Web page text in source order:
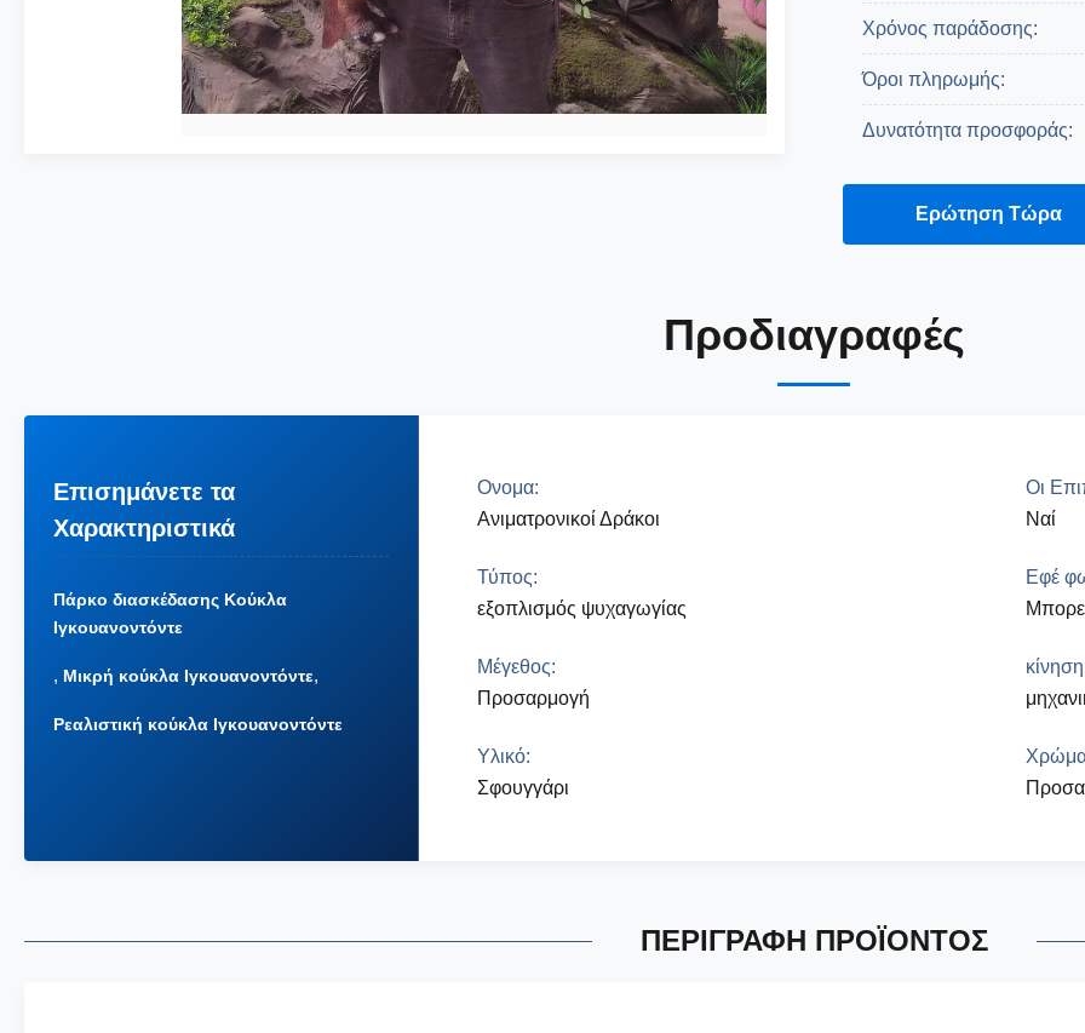
Χρόνος παράδοσης:
Όροι πληρωμής:
Δυνατότητα προσφοράς:
Ερώτηση Τώρα
Βρες Ένα
Προδιαγραφές
Επισημάνετε τα
Χαρακτηριστικά
Πάρκο διασκέδασης Κούκλα
Ιγκουανοντόντε
, Μικρή κούκλα Ιγκουανοντόντε,
Ρεαλιστική κούκλα Ιγκουανοντόντε
Ονομα:
Ανιματρονικοί Δράκοι
Οι
Ναί
Τύπος:
εξοπλισμός ψυχαγωγίας
Εφέ
Μέγεθος:
Προσαρμογή
Υλικό:
Σφουγγάρι
ΠΕΡΙΓΡΑΦΉ ΠΡΟΪΌΝΤΟΣ